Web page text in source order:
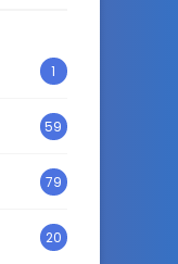
1
59
79
20